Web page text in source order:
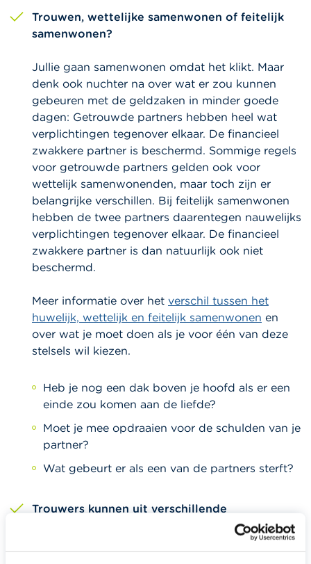
Trouwen, wettelijke samenwonen of feitelijk
samenwonen?
Jullie gaan samenwonen omdat het klikt. Maar
denk ook nuchter na over wat er zou kunnen
gebeuren met de geldzaken in minder goede
dagen: Getrouwde partners hebben heel wat
verplichtingen tegenover elkaar. De financieel
zwakkere partner is beschermd. Sommige regels
voor getrouwde partners gelden ook voor
wettelijk samenwonenden, maar toch zijn er
belangrijke verschillen. Bij feitelijk samenwonen
hebben de twee partners daarentegen nauwelijks
verplichtingen tegenover elkaar. De financieel
zwakkere partner is dan natuurlijk ook niet
beschermd.
Meer informatie over het verschil tussen het
huwelijk, wettelijk en feitelijk samenwonen en
over wat je moet doen als je voor één van deze
stelsels wil kiezen.
Heb je nog een dak boven je hoofd als er een
einde zou komen aan de liefde?
Moet je mee opdraaien voor de schulden van je
partner?
Wat gebeurt er als een van de partners sterft?
Trouwers kunnen uit verschillende